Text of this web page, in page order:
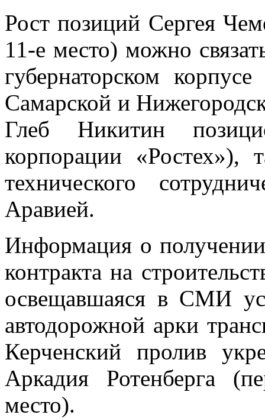
Рост позиций Сергея
11-е место) можно
губернаторском
Самарской и
Глеб Никитин
корпорации
технического
Аравией.
Информация о
контракта на
освещавшаяся в СМИ
автодорожной арки
Керченский пролив
Аркадия Ротенберга
место).